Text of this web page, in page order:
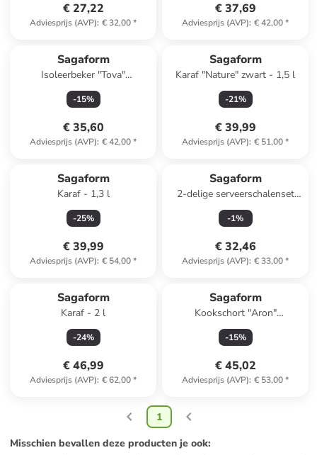
€ 27,22
Adviesprijs (AVP): € 32,00*
€ 37,69
Adviesprijs (AVP): € 42,00*
Sagaform
Isoleerbeker "Tova"
donkerblauw - 320 ml
-15%
€ 35,60
Adviesprijs (AVP): € 42,00*
Sagaform
Karaf "Nature" zwart - 1,5 l
-21%
€ 39,99
Adviesprijs (AVP): € 51,00*
Sagaform
Karaf - 1,3 l
-25%
€ 39,99
Adviesprijs (AVP): € 54,00*
Sagaform
2-delige serveerschalenset
grijs - Ø 12 cm
-1%
€ 32,46
Adviesprijs (AVP): € 33,00*
Sagaform
Karaf - 2 l
-24%
€ 46,99
Adviesprijs (AVP): € 62,00*
Sagaform
Kookschort "Aron"
donkerblauw - (L)90 x (B)70
cm
-15%
€ 45,02
Adviesprijs (AVP): € 53,00*
1
Misschien bevallen deze producten je ook: